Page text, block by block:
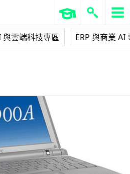
與雲端科技專區 ERP 與商業 AI